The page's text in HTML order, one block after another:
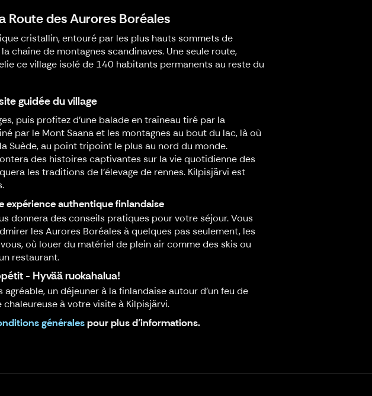
Route des Aurores Boréales
cristallin, entouré par les plus hauts sommets de
chaîne de montagnes scandinaves. Une seule route,
ce village isolé de 140 habitants permanents au reste du
guidée du village
puis profitez d’une balade en traîneau tiré par la
par le Mont Saana et les montagnes au bout du lac, là où
Suède, au point tripoint le plus au nord du monde.
des histoires captivantes sur la vie quotidienne des
les traditions de l'élevage de rennes. Kilpisjärvi est
expérience authentique finlandaise
donnera des conseils pratiques pour votre séjour. Vous
les Aurores Boréales à quelques pas seulement, les
où louer du matériel de plein air comme des skis ou
restaurant.
- Hyvää ruokahalua!
un déjeuner à la finlandaise autour d’un feu de
à votre visite à Kilpisjärvi.
généralespour plus d’informations.